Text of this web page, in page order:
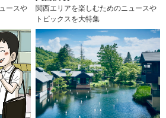
ースや
関西エリアを楽しむためのニュースや
トピックスを大特集